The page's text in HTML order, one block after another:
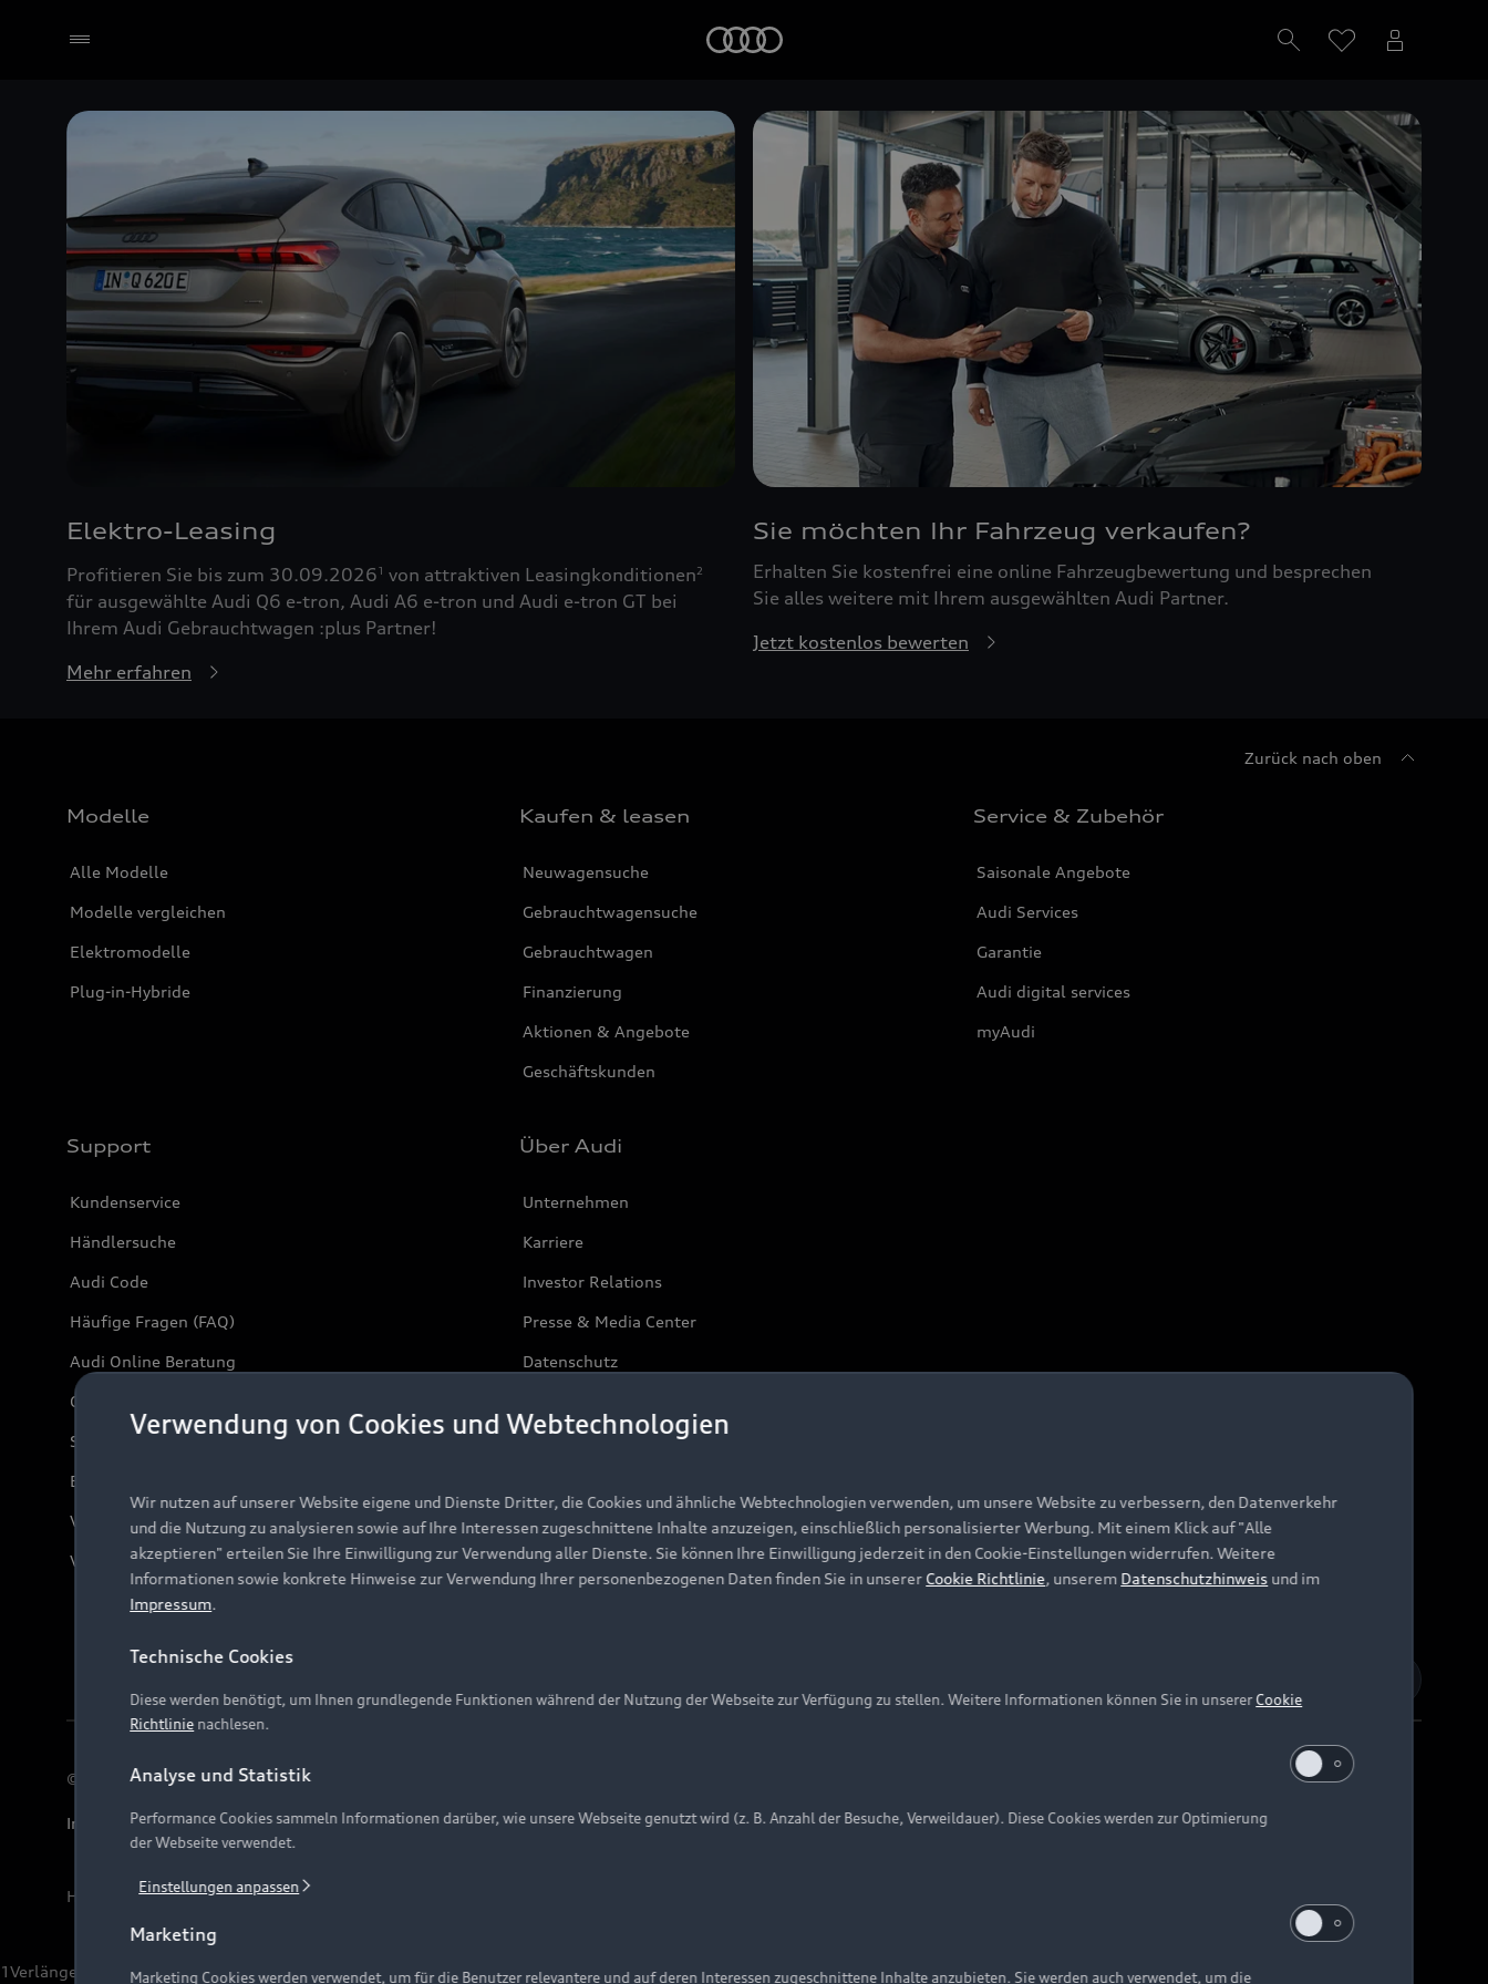
Elektro-Leasing
Profitieren Sie bis zum 30.09.20261 von attraktiven Leasingkonditionen2
für ausgewählte Audi Q6 e-tron, Audi A6 e-tron und Audi e-tron GT bei
Ihrem Audi Gebrauchtwagen :plus Partner!
Mehr erfahren
Sie möchten Ihr Fahrzeug verkaufen?
Erhalten Sie kostenfrei eine online Fahrzeugbewertung und besprechen
Sie alles weitere mit Ihrem ausgewählten Audi Partner.
Jetzt kostenlos bewerten
Zurück nach oben
Modelle
Alle Modelle
Modelle vergleichen
Elektromodelle
Plug-in-Hybride
Kaufen & leasen
Neuwagensuche
Gebrauchtwagensuche
Gebrauchtwagen
Finanzierung
Aktionen & Angebote
Geschäftskunden
Service & Zubehör
Saisonale Angebote
Audi Services
Garantie
Audi digital services
myAudi
Support
Kundenservice
Händlersuche
Audi Code
Häufige Fragen (FAQ)
Audi Online Beratung
Online-Terminvereinbarung
Servicekontakt
Bordbuch & Bedienungsanleitungen
Verträge kündigen
Vertrag widerrufen
Über Audi
Unternehmen
Karriere
Investor Relations
Presse & Media Center
Datenschutz
© 2026 AUDI AG. Alle Rechte vorbehalten
Impressum Rechtliches Hinweisgebersystem Datenschutzinformation Cookie-Einstellungen Cookie-Richtlinie Barrierefreiheit Digital Services Act
Hinweis: Die aktuelle Darstellung und Anordnung der Embleme am Fahrzeug bei allen Abbildungen auf dieser Webseite kann abweichen.
1Verlängerung vorbehalten.
Verwendung von Cookies und Webtechnologien
Wir nutzen auf unserer Website eigene und Dienste Dritter, die Cookies und ähnliche Webtechnologien verwenden, um unsere Website zu verbessern, den Datenverkehr
und die Nutzung zu analysieren sowie auf Ihre Interessen zugeschnittene Inhalte anzuzeigen, einschließlich personalisierter Werbung. Mit einem Klick auf "Alle
akzeptieren" erteilen Sie Ihre Einwilligung zur Verwendung aller Dienste. Sie können Ihre Einwilligung jederzeit in den Cookie-Einstellungen widerrufen. Weitere
Informationen sowie konkrete Hinweise zur Verwendung Ihrer personenbezogenen Daten finden Sie in unserer Cookie Richtlinie, unserem Datenschutzhinweis und im
Impressum.
Technische Cookies
Diese werden benötigt, um Ihnen grundlegende Funktionen während der Nutzung der Webseite zur Verfügung zu stellen. Weitere Informationen können Sie in unsererCookie
Richtlinie nachlesen.
Analyse und Statistik
Performance Cookies sammeln Informationen darüber, wie unsere Webseite genutzt wird (z. B. Anzahl der Besuche, Verweildauer). Diese Cookies werden zur Optimierung
der Webseite verwendet.
Einstellungen anpassen
Marketing
Marketing Cookies werden verwendet, um für die Benutzer relevantere und auf deren Interessen zugeschnittene Inhalte anzubieten. Sie werden auch verwendet, um die